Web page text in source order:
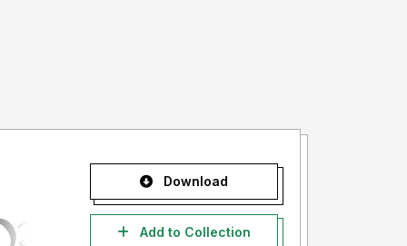
Download
Add to Collection